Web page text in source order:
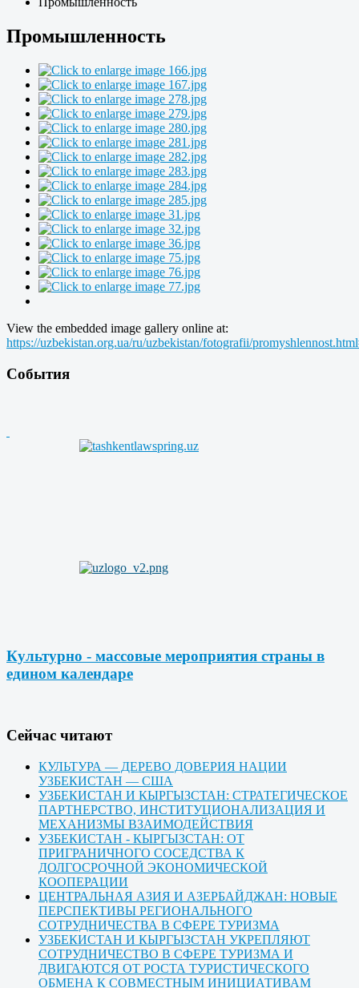
Промышленность
View the embedded image gallery online at:
https://uzbekistan.org.ua/ru/uzbekistan/fotografii/
События
Культурно - массовые мероприятия страны в
едином календаре
Cейчас читают
КУЛЬТУРА — ДЕРЕВО ДОВЕРИЯ НАЦИИ
УЗБЕКИСТАН — США
УЗБЕКИСТАН И КЫРГЫЗСТАН: СТРАТЕГИЧЕСКОЕ
ПАРТНЕРСТВО, ИНСТИТУЦИОНАЛИЗАЦИЯ И
МЕХАНИЗМЫ ВЗАИМОДЕЙСТВИЯ
УЗБЕКИСТАН - КЫРГЫЗСТАН: ОТ
ПРИГРАНИЧНОГО СОСЕДСТВА К
ДОЛГОСРОЧНОЙ ЭКОНОМИЧЕСКОЙ
КООПЕРАЦИИ
ЦЕНТРАЛЬНАЯ АЗИЯ И АЗЕРБАЙДЖАН: НОВЫЕ
ПЕРСПЕКТИВЫ РЕГИОНАЛЬНОГО
СОТРУДНИЧЕСТВА В СФЕРЕ ТУРИЗМА
УЗБЕКИСТАН И КЫРГЫЗСТАН УКРЕПЛЯЮТ
СОТРУДНИЧЕСТВО В СФЕРЕ ТУРИЗМА И
ДВИГАЮТСЯ ОТ РОСТА ТУРИСТИЧЕСКОГО
ОБМЕНА К СОВМЕСТНЫМ ИНИЦИАТИВАМ